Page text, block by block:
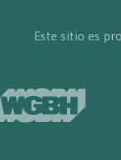
Este sitio es